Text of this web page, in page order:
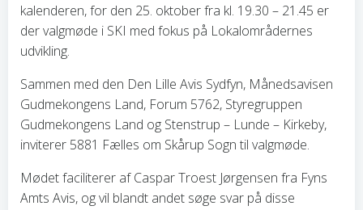
kalenderen, for den 25. oktober fra kl. 19.30 – 21.45 er
der valgmøde i SKI med fokus på Lokalområdernes
udvikling.
Sammen med den Den Lille Avis Sydfyn, Månedsavisen
Gudmekongens Land, Forum 5762, Styregruppen
Gudmekongens Land og Stenstrup – Lunde – Kirkeby,
inviterer 5881 Fælles om Skårup Sogn til valgmøde.
Mødet faciliterer af Caspar Troest Jørgensen fra Fyns
Amts Avis, og vil blandt andet søge svar på disse